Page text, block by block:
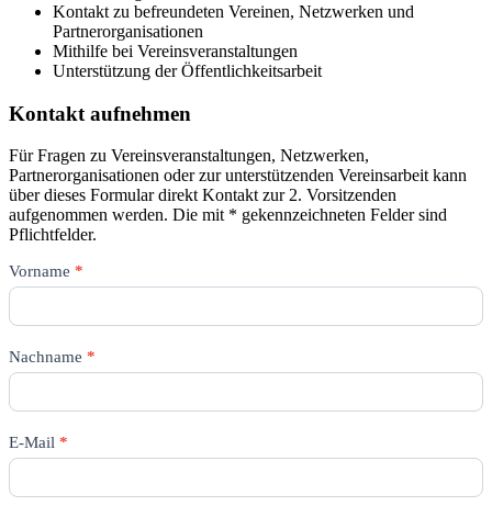
Kontakt zu befreundeten Vereinen, Netzwerken und
Partnerorganisationen
Mithilfe bei Vereinsveranstaltungen
Unterstützung der Öffentlichkeitsarbeit
Kontakt aufnehmen
Für Fragen zu Vereinsveranstaltungen, Netzwerken,
Partnerorganisationen oder zur unterstützenden Vereinsarbeit kann
über dieses Formular direkt Kontakt zur 2. Vorsitzenden
aufgenommen werden. Die mit * gekennzeichneten Felder sind
Pflichtfelder.
Kontakt
–
Vorsitz
Vorname *
Nachname *
E-Mail *